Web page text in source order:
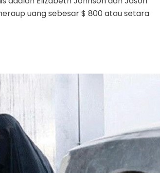
uang sebesar $ 800 atau setara